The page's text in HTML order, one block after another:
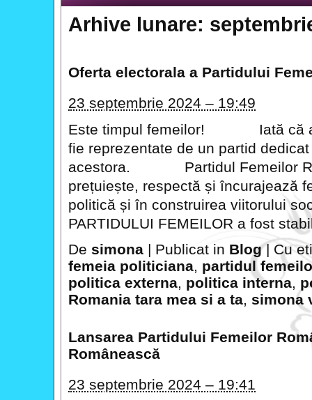
Arhive lunare:
Oferta electorala a Partidului
23 septembrie 2024 – 19:49
Este timpul femeilor! Iată că a
fie reprezentate de un partid
acestora. Partidul Femeilor
prețuiește, respectă și încurajează
politică și în construirea
PARTIDULUI FEMEILOR a fost
De simona | Publicat in Blog | Cu
femeia politiciana, partidul
politica externa, politica interna,
Romania tara mea si a ta, simona
Lansarea Partidului Femeilor
Românească
23 septembrie 2024 – 19:41